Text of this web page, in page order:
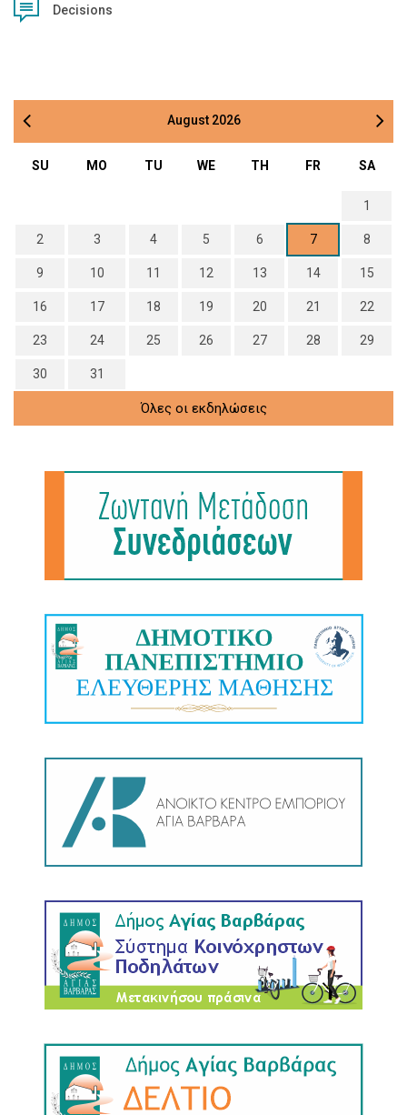
Decisions
August 2026
SU MO TU WE TH FR SA
1
2 3 4 5 6 7 8
9 10 11 12 13 14 15
16 17 18 19 20 21 22
23 24 25 26 27 28 29
30 31
Όλες οι εκδηλώσεις